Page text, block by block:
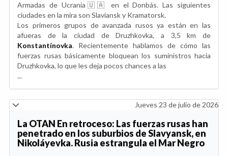
Armadas de Ucrania🇺🇦 en el Donbás. Las siguientes
ciudades en la mira son Slaviansk y Kramatorsk.
Los primeros grupos de avanzada rusos ya están en las
afueras de la ciudad de Druzhkovka, a 3,5 km de
Konstantínovka. Recientemente hablamos de cómo las
fuerzas rusas básicamente bloquean los suministros hacia
Druzhkovka, lo que les deja pocos chances a las
...
Jueves 23 de julio de 2026
La OTAN En retroceso: Las fuerzas rusas han
penetrado en los suburbios de Slavyansk, en
Nikoláyevka. Rusia estrangula el Mar Negro